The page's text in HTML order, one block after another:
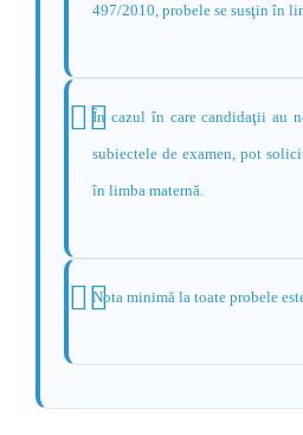
497/2010, probele se susţin în
În cazul în care candidaţii au
subiectele de examen, pot
în limba maternă.
Nota minimă la toate probele